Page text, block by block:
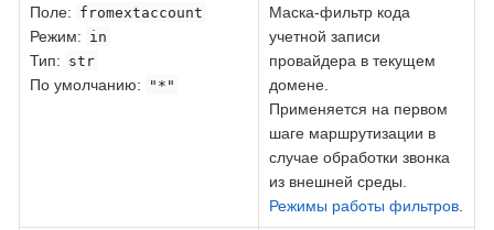
Поле: fromextaccount
Режим: in
Тип: str
По умолчанию: "*"
Маска-фильтр кода
учетной записи
провайдера в текущем
домене.
Применяется на первом
шаге маршрутизации в
случае обработки звонка
из внешней среды.
Режимы работы фильтров.